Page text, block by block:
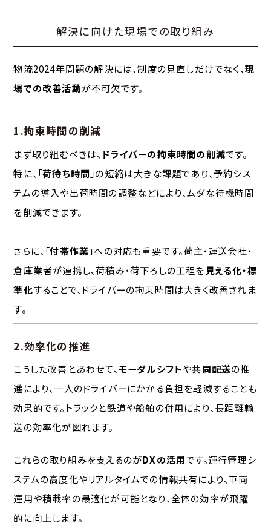
解決に向けた現場での取り組み
物流2024年問題の解決には、制度の見直しだけでなく、現
場での改善活動が不可欠です。
1.拘束時間の削減
まず取り組むべきは、 ドライバーの拘束時間の削減です。
特に、「荷待ち時間 」の短縮は大きな課題であり、予約シス
テムの導入や出荷時間の調整などにより、ムダな待機時間
を削減できます。
さらに、「付帯作業 」への対応も重要です。荷主・運送会社・
倉庫業者が連携し、荷積み・荷下ろしの工程を 見える化・標
準化することで、ドライバーの拘束時間は大きく改善されま
す。
2.効率化の推進
こうした改善とあわせて、モーダルシフトや共同配送の推
進により、一人のドライバーにかかる負担を軽減することも
効果的です。トラックと鉄道や船舶の併用により、長距離輸
送の効率化が図れます。
これらの取り組みを支えるのがDXの活用です。運行管理シ
ステムの高度化やリアルタイムでの情報共有により、車両
運用や積載率の最適化が可能となり、全体の効率が飛躍
的に向上します。